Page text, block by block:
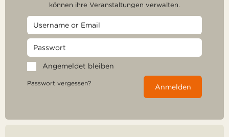
können ihre Veranstaltungen verwalten.
Angemeldet bleiben
Passwort vergessen? Anmelden